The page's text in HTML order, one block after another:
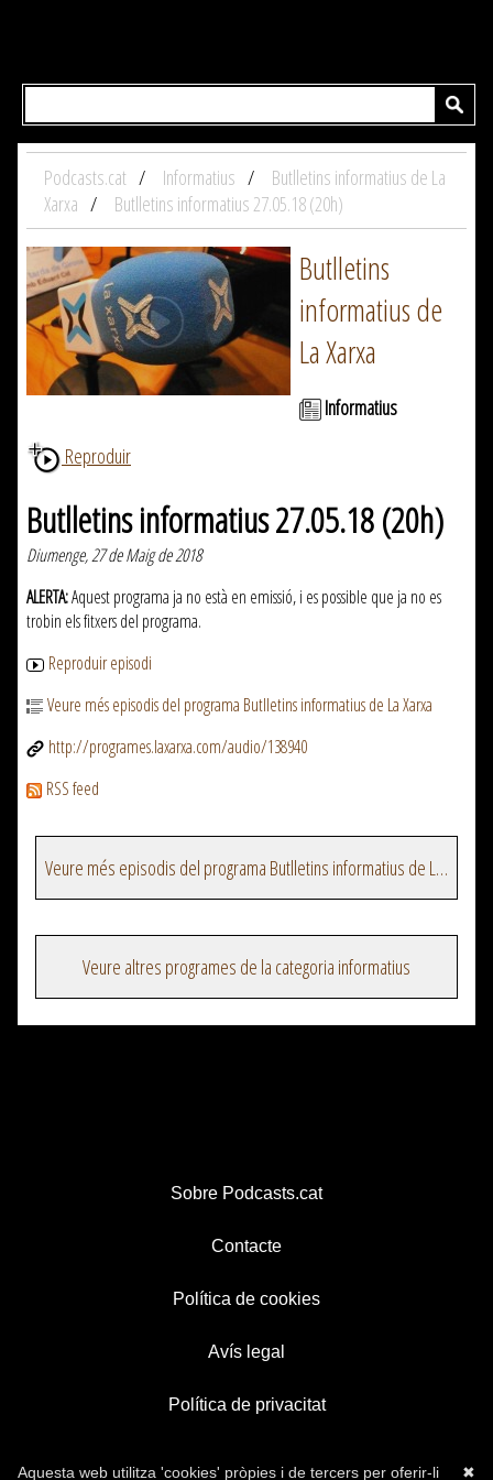
Podcasts.cat Informatius
Butlletins informatius de La
Xarxa
Butlletins informatius 27.05.18 (20h)
Butlletins
informatius de
La Xarxa
Informatius
Reproduir
Butlletins informatius 27.05.18 (20h)
Diumenge, 27 de Maig de 2018
ALERTA:Aquest programa ja no està en emissió, i es possible que ja no es
trobin els fitxers del programa.
Reproduir episodi
Veure més episodis del programa Butlletins informatius de La Xarxa
http://programes.laxarxa.com/audio/138940
RSS feed
Veure més episodis del programa Butlletins informatius de La Xarxa
Veure altres programes de la categoria informatius
Sobre Podcasts.cat
Contacte
Política de cookies
Avís legal
Política de privacitat
✖
Aquesta web utilitza 'cookies' pròpies i de tercers per oferir-li